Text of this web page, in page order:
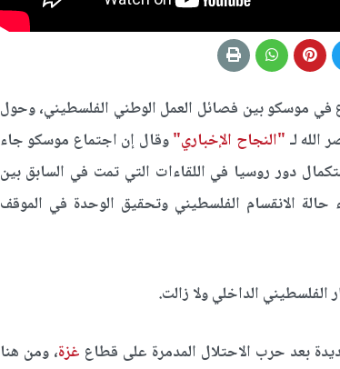
في موسكو بين فصائل العمل الوطني الفلسطيني، وحول
لـ "النجاح الإخباري"وقال إن اجتماع موسكو جاء
دور روسيا في اللقاءات التي تمت في السابق بين
الانقسام الفلسطيني وتحقيق الوحدة في الموقف
الداخلي ولا زالت.
بعد حرب الاحتلال المدمرة على قطاع غزة، ومن هنا